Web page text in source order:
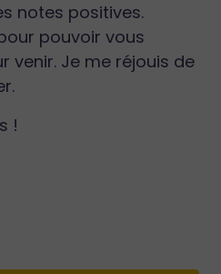
notes positives.
pouvoir vous
venir. Je me réjouis de
!